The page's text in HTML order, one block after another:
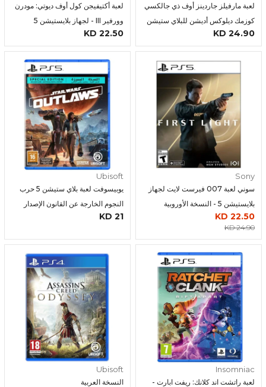
لعبة مارفيلز جاردينز أوف ذي جالكسي
كوزمك ديلوكس أديشن للبلاي ستيشن
5 - داي ون
24.90 KD
لعبة أكتيفيجن كول أوف ديوتي: مودرن
وورفير III - لجهاز بلايستيشن 5
22.50 KD
سوني لعبة 007 فيرست لايت لجهاز
بلايستيشن 5 - النسخة الأوروبية
Sony
22.50 KD
24.90 KD
يوبيسوفت لعبة بلاي ستيشن 5 حرب
النجوم الخارجة عن القانون الإصدار
الخاص
Ubisoft
21 KD
لعبة راتشت اند كلانك: ريفت ابارت -
Insomniac
النسخة العربية
Ubisoft